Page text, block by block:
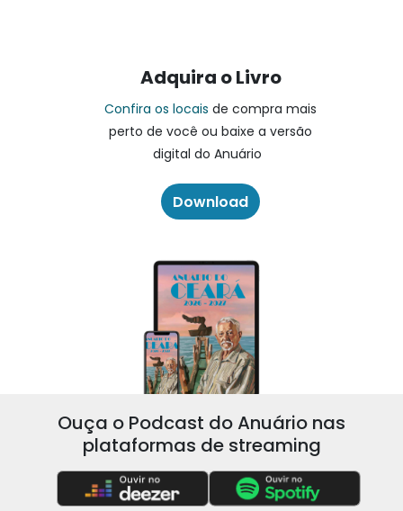
Adquira o Livro
Confira os locais de compra mais
perto de você ou baixe a versão
digital do Anuário
Download
Ouça o Podcast do Anuário nas
plataformas de streaming